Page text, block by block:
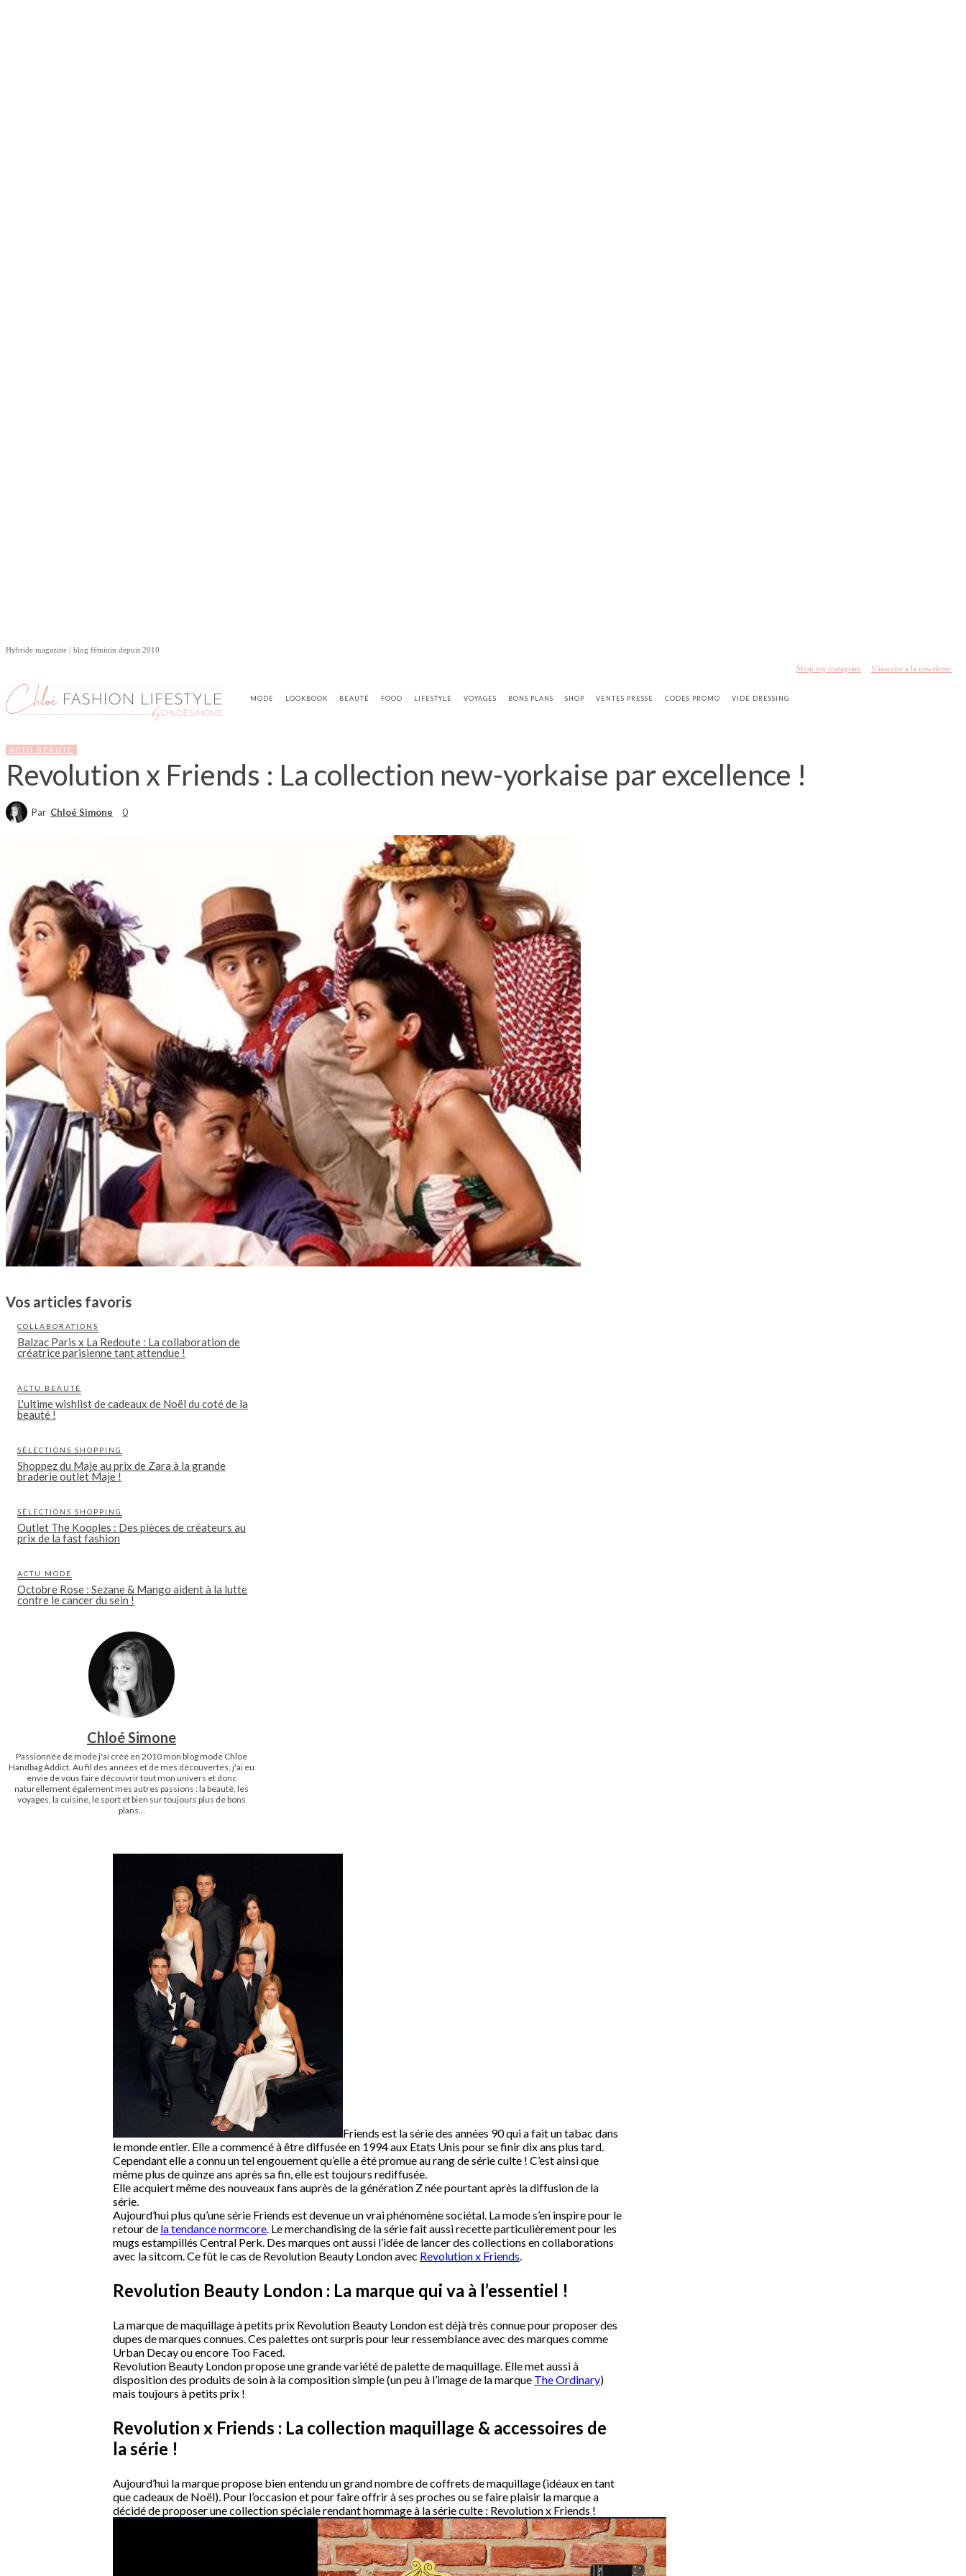
Hybride magazine / blog féminin depuis 2010
Shop my instagram S’inscrire à la newsletter
MODE LOOKBOOK BEAUTÉ FOOD LIFESTYLE VOYAGES BONS PLANS SHOP VENTES PRESSE CODES PROMO VIDE DRESSING
ACTU BEAUTÉ
Revolution x Friends : La collection new-yorkaise par excellence !
Par Chloé Simone 0
Vos articles favoris
COLLABORATIONS
Balzac Paris x La Redoute : La collaboration de
créatrice parisienne tant attendue !
ACTU BEAUTÉ
L'ultime wishlist de cadeaux de Noël du coté de la
beauté !
SÉLECTIONS SHOPPING
Shoppez du Maje au prix de Zara à la grande
braderie outlet Maje !
SÉLECTIONS SHOPPING
Outlet The Kooples : Des pièces de créateurs au
prix de la fast fashion
ACTU MODE
Octobre Rose : Sezane & Mango aident à la lutte
contre le cancer du sein !
Chloé Simone
Passionnée de mode j'ai créé en 2010 mon blog mode Chloe
Handbag Addict. Au fil des années et de mes découvertes, j'ai eu
envie de vous faire découvrir tout mon univers et donc
naturellement également mes autres passions : la beauté, les
voyages, la cuisine, le sport et bien sur toujours plus de bons
plans...
Friends est la série des années 90 qui a fait un tabac dans
le monde entier. Elle a commencé à être diffusée en 1994 aux Etats Unis pour se finir dix ans plus tard.
Cependant elle a connu un tel engouement qu’elle a été promue au rang de série culte ! C’est ainsi que
même plus de quinze ans après sa fin, elle est toujours rediffusée.
Elle acquiert même des nouveaux fans auprès de la génération Z née pourtant après la diffusion de la
série.
Aujourd’hui plus qu’une série Friends est devenue un vrai phénomène sociétal. La mode s’en inspire pour le
retour de la tendance normcore. Le merchandising de la série fait aussi recette particulièrement pour les
mugs estampillés Central Perk. Des marques ont aussi l’idée de lancer des collections en collaborations
avec la sitcom. Ce fût le cas de Revolution Beauty London avec Revolution x Friends.
Revolution Beauty London : La marque qui va à l’essentiel !
La marque de maquillage à petits prix Revolution Beauty London est déjà très connue pour proposer des
dupes de marques connues. Ces palettes ont surpris pour leur ressemblance avec des marques comme
Urban Decay ou encore Too Faced.
Revolution Beauty London propose une grande variété de palette de maquillage. Elle met aussi à
disposition des produits de soin à la composition simple (un peu à l’image de la marque The Ordinary)
mais toujours à petits prix !
Revolution x Friends : La collection maquillage & accessoires de
la série !
Aujourd’hui la marque propose bien entendu un grand nombre de coffrets de maquillage (idéaux en tant
que cadeaux de Noël). Pour l’occasion et pour faire offrir à ses proches ou se faire plaisir la marque a
décidé de proposer une collection spéciale rendant hommage à la série culte : Revolution x Friends !